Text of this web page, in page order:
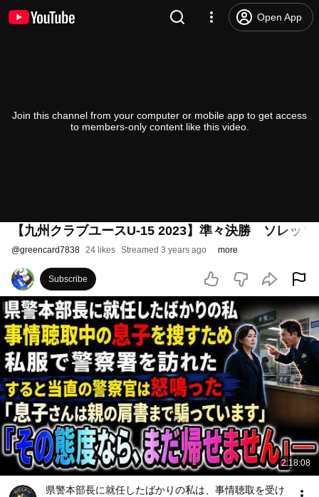
Open App
Join this channel from your computer or mobile app to get access
to members-only content like this video.
【九州クラブユースU-15 2023】準々決勝 ソレッ
@greencard7838 24 likes Streamed 3 years ago more
Subscribe
2:18:08
県警本部長に就任したばかりの私は、事情聴取を受け